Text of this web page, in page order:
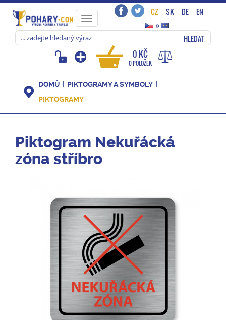
Toggle
navigation
CZ SK DE
EN
»
HLEDAT
0 KČ
0 POLOŽEK
DOMŮ
PIKTOGRAMY A SYMBOLY
PIKTOGRAMY
Piktogram Nekuřácká
zóna stříbro